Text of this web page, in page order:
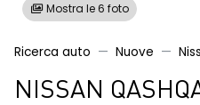
Mostra le 6 foto
Ricerca auto Nuove
NISSAN